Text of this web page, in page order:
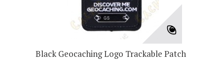
Black Geocaching Logo Trackable Patch